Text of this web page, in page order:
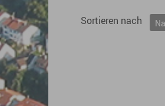
Sortieren nach